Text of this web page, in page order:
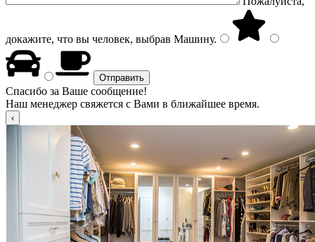
докажите, что вы человек, выбрав Машину.
Спасибо за Ваше сообщение!
Наш менеджер свяжется с Вами в ближайшее время.